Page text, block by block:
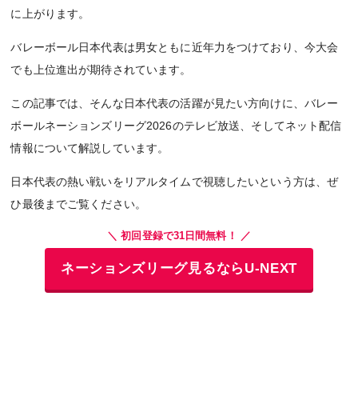
に上がります。
バレーボール日本代表は男女ともに近年力をつけており、今大会
でも上位進出が期待されています。
この記事では、そんな日本代表の活躍が見たい方向けに、バレー
ボールネーションズリーグ2026のテレビ放送、そしてネット配信
情報について解説しています。
日本代表の熱い戦いをリアルタイムで視聴したいという方は、ぜ
ひ最後までご覧ください。
＼ 初回登録で31日間無料！ ／
ネーションズリーグ見るならU-NEXT